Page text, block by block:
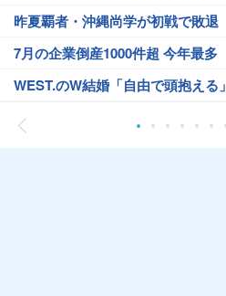
昨夏覇者・沖縄尚学が初戦で敗退
7月の企業倒産1000件超 今年最多
WEST.のW結婚「自由で頭抱える」